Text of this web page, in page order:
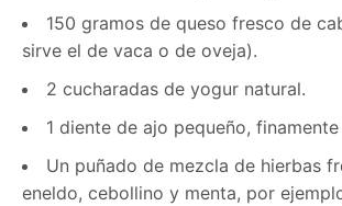
150 gramos de queso fresco de
sirve el de vaca o de oveja).
2 cucharadas de yogur natural.
1 diente de ajo pequeño,
Un puñado de mezcla de hierbas
eneldo, cebollino y menta, por